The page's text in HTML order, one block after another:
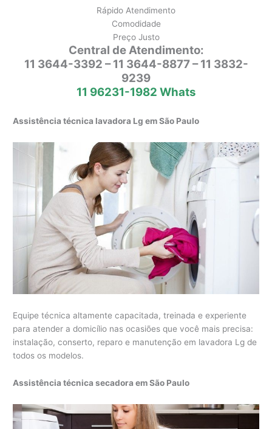
Rápido Atendimento
Comodidade
Preço Justo
Central de Atendimento:
11 3644-3392 – 11 3644-8877 – 11 3832-
9239
11 96231-1982 Whats
Assistência técnica lavadora Lg em São Paulo
Equipe técnica altamente capacitada, treinada e experiente
para atender a domicílio nas ocasiões que você mais precisa:
instalação, conserto, reparo e manutenção em lavadora Lg de
todos os modelos.
Assistência técnica secadora em São Paulo